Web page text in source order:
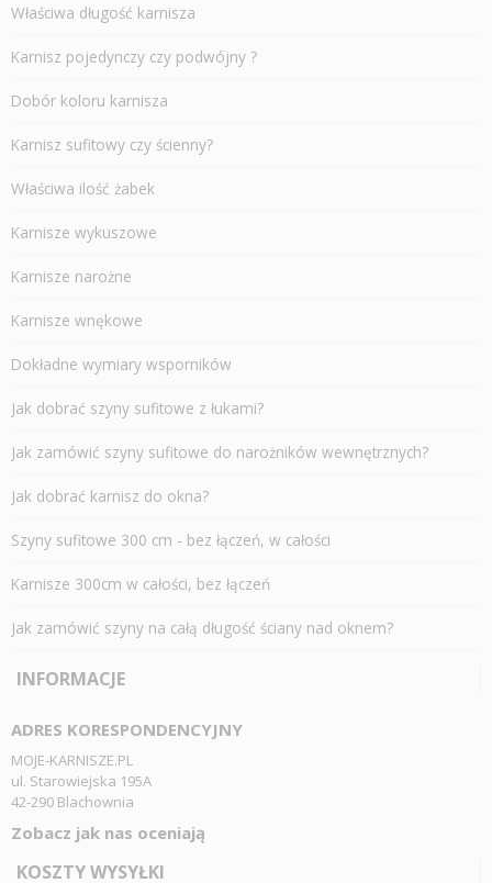
Właściwa długość karnisza
Karnisz pojedynczy czy podwójny ?
Dobór koloru karnisza
Karnisz sufitowy czy ścienny?
Właściwa ilość żabek
Karnisze wykuszowe
Karnisze narożne
Karnisze wnękowe
Dokładne wymiary wsporników
Jak dobrać szyny sufitowe z łukami?
Jak zamówić szyny sufitowe do narożników wewnętrznych?
Jak dobrać karnisz do okna?
Szyny sufitowe 300 cm - bez łączeń, w całości
Karnisze 300cm w całości, bez łączeń
Jak zamówić szyny na całą długość ściany nad oknem?
INFORMACJE
ADRES KORESPONDENCYJNY
MOJE-KARNISZE.PL
ul. Starowiejska 195A
42-290 Blachownia
Zobacz jak nas oceniają
KOSZTY WYSYŁKI